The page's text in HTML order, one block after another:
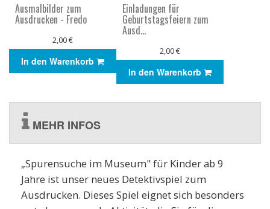
Ausmalbilder zum
Ausdrucken - Fredo
2,00 €
In den Warenkorb
Einladungen für
Geburtstagsfeiern zum
Ausd...
2,00 €
In den Warenkorb
MEHR INFOS
„Spurensuche im Museum" für Kinder ab 9
Jahre ist unser neues Detektivspiel zum
Ausdrucken. Dieses Spiel eignet sich besonders